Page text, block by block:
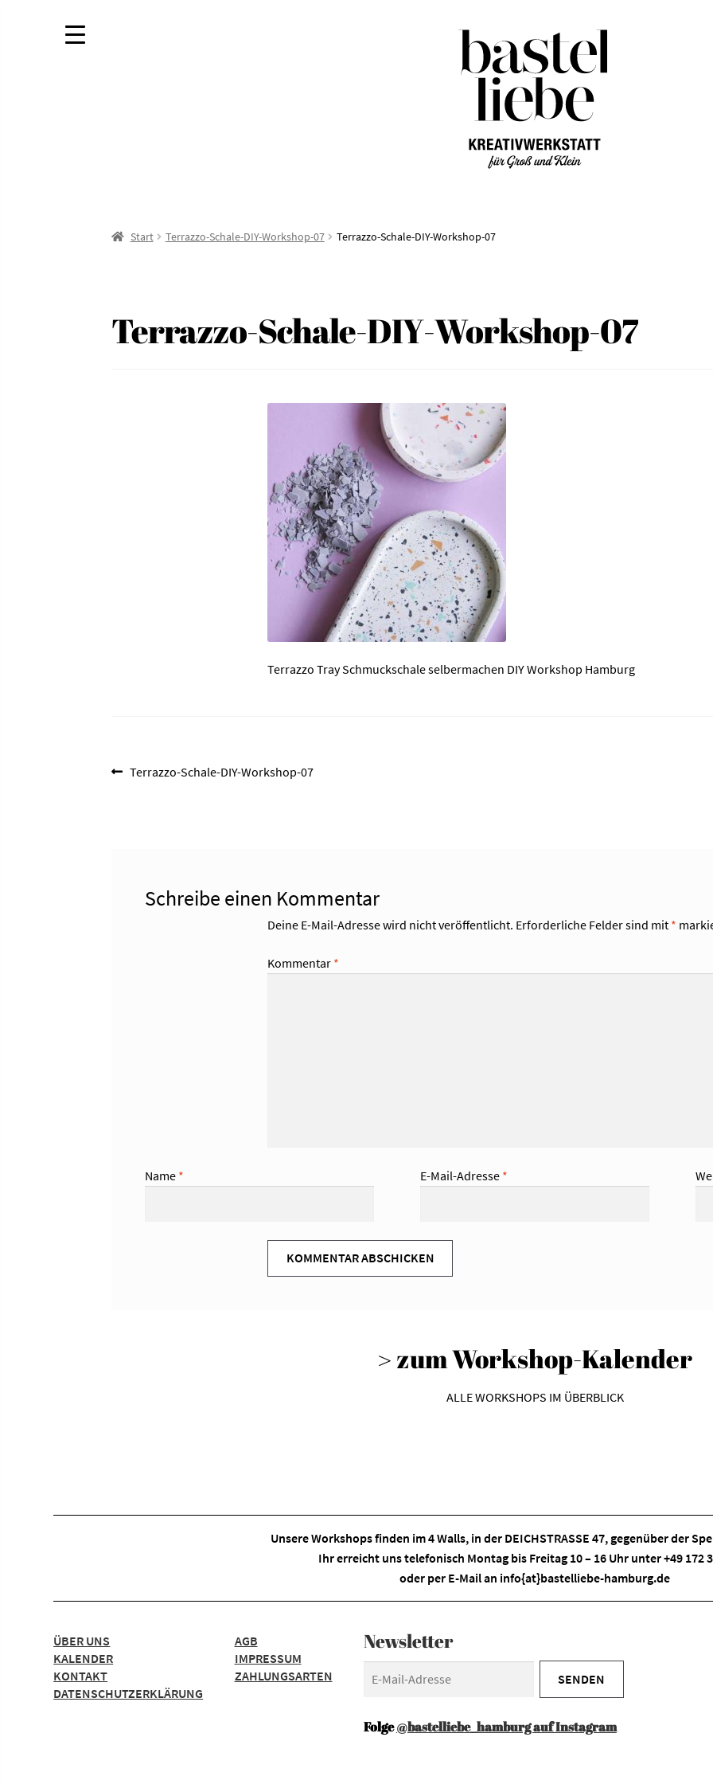
Navigation
springen
Zum
Inhalt
springen
Start Terrazzo-Schale-DIY-Workshop-07 Terrazzo-Schale-DIY-Workshop-07
Terrazzo-Schale-DIY-Workshop-07
Terrazzo Tray Schmuckschale selbermachen DIY Workshop Hamburg
Beitragsnavigation
Vorheriger
Terrazzo-Schale-DIY-Workshop-07
Schreibe einen Kommentar
Deine E-Mail-Adresse wird nicht veröffentlicht. Erforderliche Felder sind mit *
Kommentar *
Name * E-Mail-Adresse *
> zum Workshop-Kalender
ALLE WORKSHOPS IM ÜBERBLICK
Unsere Workshops finden im4 Walls, in der DEICHSTRASSE 47, gegenüber der
Ihr erreicht uns telefonisch Montag bis Freitag 10 – 16 Uhr unter +49 172
oder per E-Mail an info{at}bastelliebe-hamburg.de
ÜBER UNS
KALENDER
KONTAKT
DATENSCHUTZERKLÄRUNG
AGB
IMPRESSUM
ZAHLUNGSARTEN
Newsletter
Folge@bastelliebe_hamburg auf Instagram